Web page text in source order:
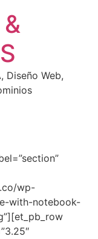
Diseño Web,
wp-
with-notebook-